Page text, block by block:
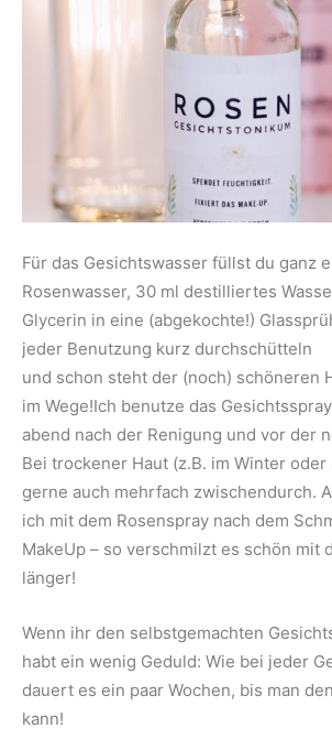
Für das Gesichtswasser füllst du ganz
Rosenwasser, 30 ml destilliertes
Glycerin in eine (abgekochte!)
jeder Benutzung kurz durchschütteln
und schon steht der (noch) schöneren
im Wege!Ich benutze das
abend nach der Renigung und vor der
Bei trockener Haut (z.B. im Winter
gerne auch mehrfach zwischendurch.
ich mit dem Rosenspray nach dem
MakeUp – so verschmilzt es schön mit
länger!
Wenn ihr den selbstgemachten
habt ein wenig Geduld: Wie bei jeder
dauert es ein paar Wochen, bis man
kann!